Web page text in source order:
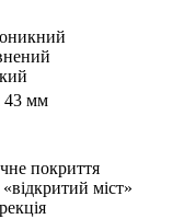
43 мм
покриття
міст»